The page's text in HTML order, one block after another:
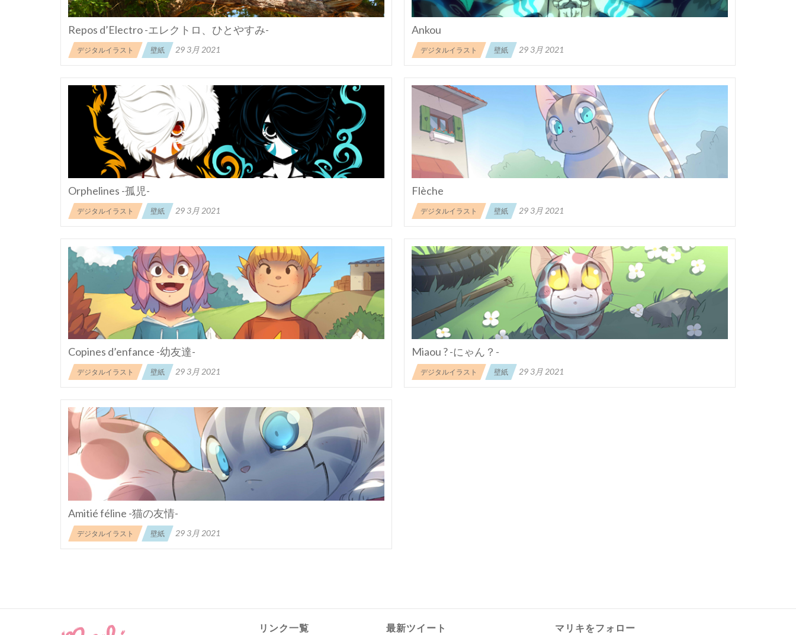
Repos d’Electro -エレクトロ、ひとやすみ-
デジタルイラスト 壁紙 29 3月 2021
Ankou
デジタルイラスト 壁紙 29 3月 2021
Orphelines -孤児-
デジタルイラスト 壁紙 29 3月 2021
Flèche
デジタルイラスト 壁紙 29 3月 2021
Copines d’enfance -幼友達-
デジタルイラスト 壁紙 29 3月 2021
Miaou ? -にゃん？-
デジタルイラスト 壁紙 29 3月 2021
Amitié féline -猫の友情-
デジタルイラスト 壁紙 29 3月 2021
リンク一覧 最新ツイート マリキをフォロー